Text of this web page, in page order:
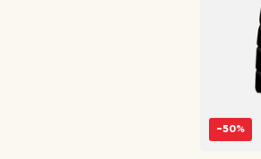
-50%